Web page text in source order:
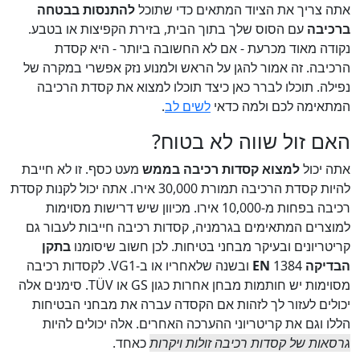
אתה צריך את הציוד המתאים כדי שתוכללהתנסות בבטחה
ברכיבה עם הסוס שלך בתוך הבית, בזירת הקפיצות או בטבע.
נקודה מאוד מכרעת - אם לא החשובה ביותר - היא קסדת
הרכיבה. זה אמור להגן על הראש ולמנוע נזק אפשרי במקרה של
נפילה. תוכלו לברר כאן כיצד תוכלו למצוא את קסדת הרכיבה
המתאימה לכם ולמה כדאי לשים לב.
האם זול שווה לא בטוח?
אתה יכוללמצוא קסדות רכיבה בממש מעט כסף. זו לא חייבת
להיות קסדת הרכיבה תמורת 30,000 אירו. אתה יכול לקנות קסדת
רכיבה בפחות מ-10,000 אירו. מכיוון שיש דרישות מסוימות
למוצרים המתאימים בגרמניה, קסדות רכיבה חייבות לעבור גם
קריטריונים ובעיקר מבחני בטיחות. לכן חשוב שיסומנו בתקן
הבדיקה EN
1384 ובשנה שלאחריו או ב-VG1. לקסדות רכיבה
מסוימות יש חותמות מבחן אחרות כגון GS או TÜV. סימנים אלה
יכולים לעזור לך לזהות אם הקסדה עברה את מבחני הבטיחות
הללו וגם את קריטריוני ההערכה האחרים. אלה יכולים להיות
גרסאות של קסדות רכיבה זולות ויקרותכאחד.